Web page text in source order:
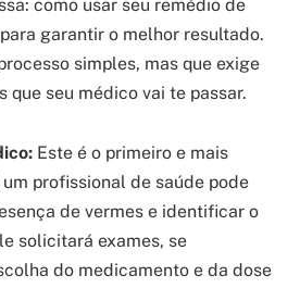
como usar seu remédio de
garantir o melhor resultado.
simples, mas que exige
que seu médico vai te passar.
Este é o primeiro e mais
profissional de saúde pode
de vermes e identificar o
solicitará exames, se
do medicamento e da dose